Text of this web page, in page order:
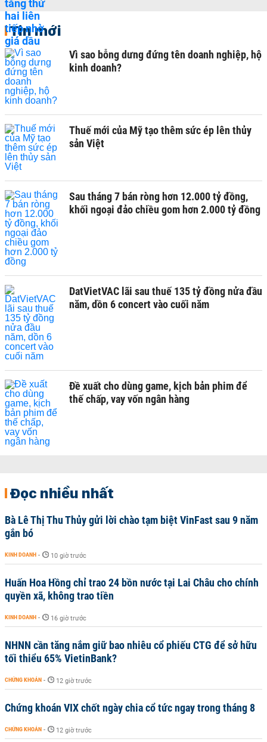
Tin mới
Vì sao bỗng dưng đứng tên doanh nghiệp, hộ
kinh doanh?
Thuế mới của Mỹ tạo thêm sức ép lên thủy
sản Việt
Sau tháng 7 bán ròng hơn 12.000 tỷ đồng,
khối ngoại đảo chiều gom hơn 2.000 tỷ đồng
DatVietVAC lãi sau thuế 135 tỷ đồng nửa đầu
năm, dồn 6 concert vào cuối năm
Đề xuất cho dùng game, kịch bản phim để
thế chấp, vay vốn ngân hàng
Đọc nhiều nhất
Bà Lê Thị Thu Thủy gửi lời chào tạm biệt VinFast sau 9 năm
gắn bó
KINH DOANH - 10 giờ trước
Huấn Hoa Hồng chỉ trao 24 bồn nước tại Lai Châu cho chính
quyền xã, không trao tiền
KINH DOANH - 16 giờ trước
NHNN cần tăng nắm giữ bao nhiêu cổ phiếu CTG để sở hữu
tối thiểu 65% VietinBank?
CHỨNG KHOÁN - 12 giờ trước
Chứng khoán VIX chốt ngày chia cổ tức ngay trong tháng 8
CHỨNG KHOÁN - 12 giờ trước